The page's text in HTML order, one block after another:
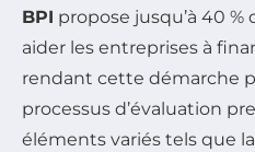
BPI propose jusqu’à 40
aider les entreprises à
rendant cette démarche
processus d’évaluation
éléments variés tels que la